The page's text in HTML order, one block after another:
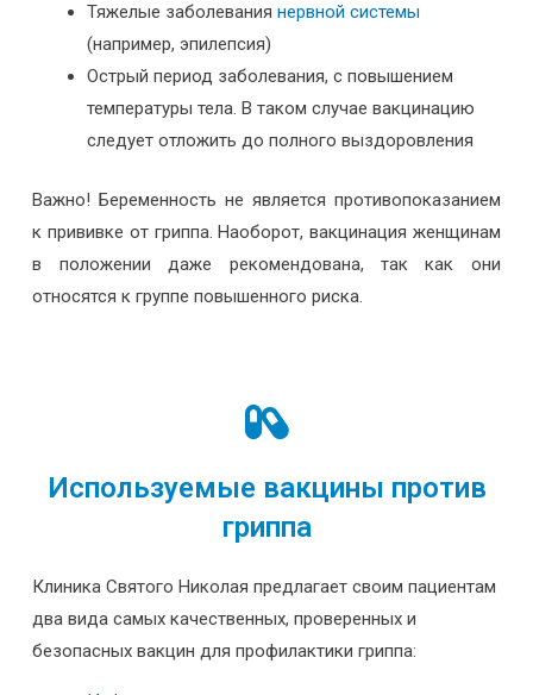
Тяжелые заболевания нервной системы
(например, эпилепсия)
Острый период заболевания, с повышением
температуры тела. В таком случае вакцинацию
следует отложить до полного выздоровления
Важно! Беременность не является противопоказанием
к прививке от гриппа. Наоборот, вакцинация женщинам
в положении даже рекомендована, так как они
относятся к группе повышенного риска.
Используемые вакцины против
гриппа
Клиника Святого Николая предлагает своим пациентам
два вида самых качественных, проверенных и
безопасных вакцин для профилактики гриппа: